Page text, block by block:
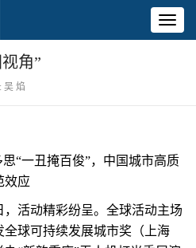
角”
焰
“一丑掩百俊”，中国城市高质
效应
活动精彩纷呈。全球活动主场
球可持续发展城市奖（上海